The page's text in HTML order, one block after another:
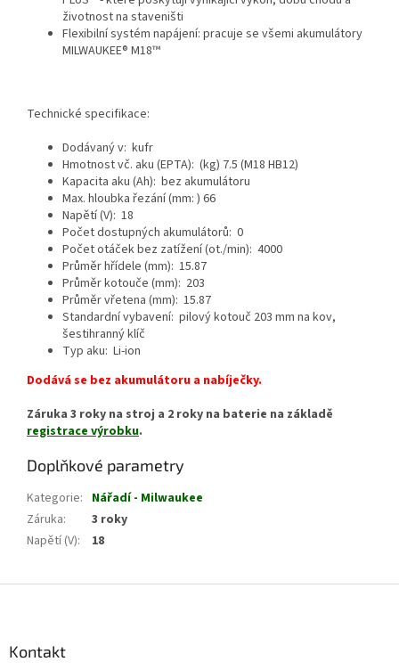
životnost na staveništi
Flexibilní systém napájení: pracuje se všemi akumulátory
MILWAUKEE® M18™
Technické specifikace:
Dodávaný v: kufr
Hmotnost vč. aku (EPTA): (kg) 7.5 (M18 HB12)
Kapacita aku (Ah): bez akumulátoru
Max. hloubka řezání (mm: ) 66
Napětí (V): 18
Počet dostupných akumulátorů: 0
Počet otáček bez zatížení (ot./min): 4000
Průměr hřídele (mm): 15.87
Průměr kotouče (mm): 203
Průměr vřetena (mm): 15.87
Standardní vybavení: pilový kotouč 203 mm na kov,
šestihranný klíč
Typ aku: Li-ion
Dodává se bez akumulátoru a nabíječky.
Záruka 3 roky na stroj a 2 roky na baterie na základě
registrace výrobku.
Doplňkové parametry
Kategorie: Nářadí - Milwaukee
Záruka:
3 roky
Napětí (V): 18
Kontakt